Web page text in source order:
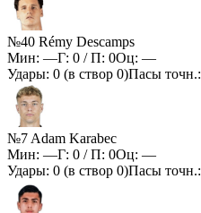
№40 Rémy Descamps
Мин: —Г: 0 / П: 0Оц: —
Удары: 0 (в створ 0)Пасы точн.:
№7 Adam Karabec
Мин: —Г: 0 / П: 0Оц: —
Удары: 0 (в створ 0)Пасы точн.: